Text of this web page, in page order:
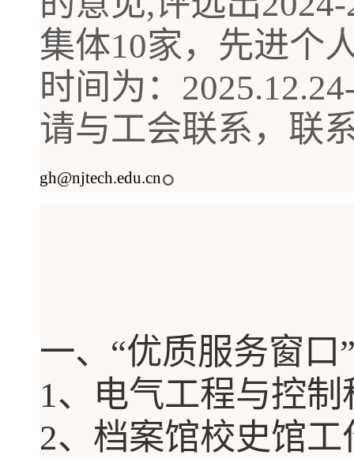
集体10家，先进个
时间为： 2025.12.24
请与工会联系，联
gh@njtech.edu.cn。
一、 “优质服务窗口
1、 电气工程与控
2、档案馆校史馆工